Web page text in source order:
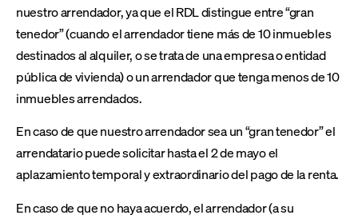
nuestro arrendador, ya que el RDL distingue entre “gran
tenedor” (cuando el arrendador tiene más de 10 inmuebles
destinados al alquiler, o se trata de una empresa o entidad
pública de vivienda) o un arrendador que tenga menos de 10
inmuebles arrendados.
En caso de que nuestro arrendador sea un “gran tenedor” el
arrendatario puede solicitar hasta el 2 de mayo el
aplazamiento temporal y extraordinario del pago de la renta.
En caso de que no haya acuerdo, el arrendador (a su